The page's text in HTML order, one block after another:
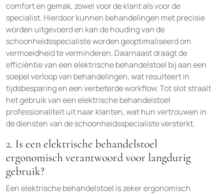
comfort en gemak, zowel voor de klant als voor de
specialist. Hierdoor kunnen behandelingen met precisie
worden uitgevoerd en kan de houding van de
schoonheidsspecialiste worden geoptimaliseerd om
vermoeidheid te verminderen. Daarnaast draagt de
efficiëntie van een elektrische behandelstoel bij aan een
soepel verloop van behandelingen, wat resulteert in
tijdsbesparing en een verbeterde workflow. Tot slot straalt
het gebruik van een elektrische behandelstoel
professionaliteit uit naar klanten, wat hun vertrouwen in
de diensten van de schoonheidsspecialiste versterkt.
2. Is een elektrische behandelstoel
ergonomisch verantwoord voor langdurig
gebruik?
Een elektrische behandelstoel is zeker ergonomisch